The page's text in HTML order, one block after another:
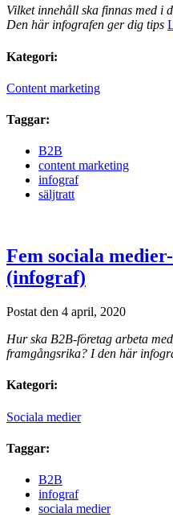
Vilket innehåll ska finnas med i
Den här infografen ger dig tips
Kategori:
Content marketing
Taggar:
B2B
content marketing
infograf
säljtratt
Fem sociala
(infograf)
Postat den 4 april, 2020
Hur ska B2B-företag arbeta
framgångsrika? I den här
Kategori:
Sociala medier
Taggar:
B2B
infograf
sociala medier